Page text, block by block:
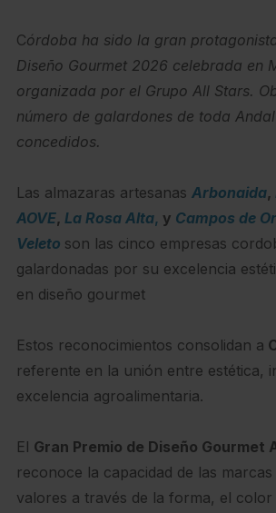
Córdoba ha sido la gran
Diseño Gourmet 2026 celebrada en
organizada por el Grupo All Stars.
número de galardones de toda
concedidos.
Las almazaras artesanas Arbonaida,
AOVE, La Rosa Alta, y Campos de
Veleto son las cinco empresas
galardonadas por su excelencia
en diseño gourmet
Estos reconocimientos consolidan a
referente en la unión entre estética,
excelencia agroalimentaria.
El Gran Premio de Diseño Gourmet
reconoce la capacidad de las
valores a través de la forma, el